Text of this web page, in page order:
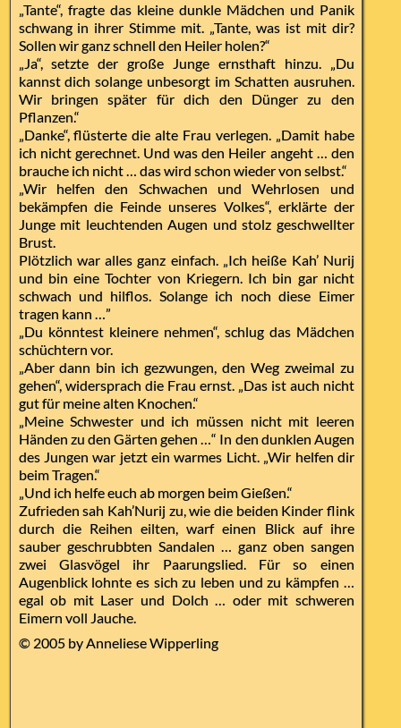
„Tante“, fragte das kleine dunkle Mädchen und Panik
schwang in ihrer Stimme mit. „Tante, was ist mit dir?
Sollen wir ganz schnell den Heiler holen?“
„Ja“, setzte der große Junge ernsthaft hinzu. „Du
kannst dich solange unbesorgt im Schatten ausruhen.
Wir bringen später für dich den Dünger zu den
Pflanzen.“
„Danke“, flüsterte die alte Frau verlegen. „Damit habe
ich nicht gerechnet. Und was den Heiler angeht … den
brauche ich nicht … das wird schon wieder von selbst.“
„Wir helfen den Schwachen und Wehrlosen und
bekämpfen die Feinde unseres Volkes“, erklärte der
Junge mit leuchtenden Augen und stolz geschwellter
Brust.
Plötzlich war alles ganz einfach. „Ich heiße Kah’ Nurij
und bin eine Tochter von Kriegern. Ich bin gar nicht
schwach und hilflos. Solange ich noch diese Eimer
tragen kann …”
„Du könntest kleinere nehmen“, schlug das Mädchen
schüchtern vor.
„Aber dann bin ich gezwungen, den Weg zweimal zu
gehen“, widersprach die Frau ernst. „Das ist auch nicht
gut für meine alten Knochen.“
„Meine Schwester und ich müssen nicht mit leeren
Händen zu den Gärten gehen …“ In den dunklen Augen
des Jungen war jetzt ein warmes Licht. „Wir helfen dir
beim Tragen.“
„Und ich helfe euch ab morgen beim Gießen.“
Zufrieden sah Kah’Nurij zu, wie die beiden Kinder flink
durch die Reihen eilten, warf einen Blick auf ihre
sauber geschrubbten Sandalen … ganz oben sangen
zwei Glasvögel ihr Paarungslied. Für so einen
Augenblick lohnte es sich zu leben und zu kämpfen …
egal ob mit Laser und Dolch … oder mit schweren
Eimern voll Jauche.
© 2005 by Anneliese Wipperling